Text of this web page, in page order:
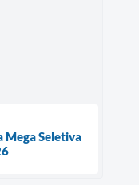
Mega Seletiva